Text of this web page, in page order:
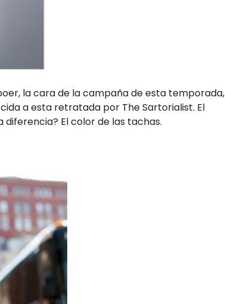
la cara de la campaña de esta temporada,
a esta retratada por The Sartorialist. El
diferencia? El color de las tachas.